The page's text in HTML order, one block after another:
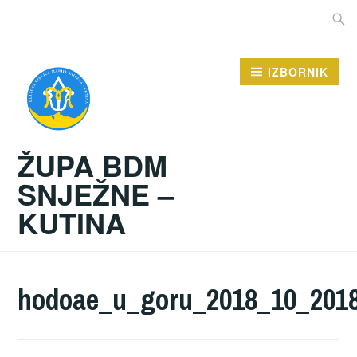
Traži:
ŽUPA BDM
SNJEŽNE –
KUTINA
IZBORNIK